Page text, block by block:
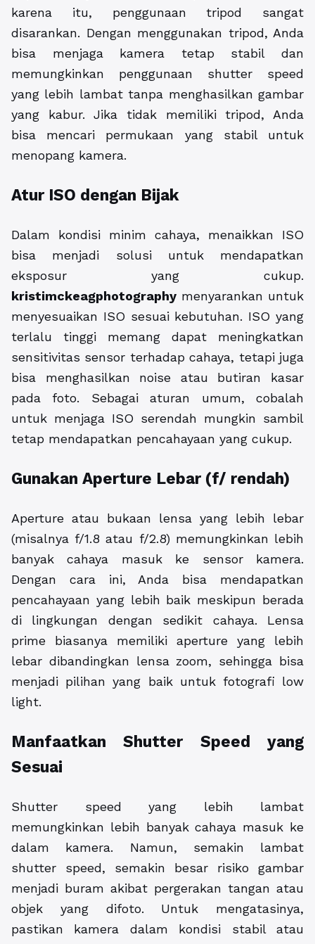
karena itu, penggunaan tripod sangat
disarankan. Dengan menggunakan tripod, Anda
bisa menjaga kamera tetap stabil dan
memungkinkan penggunaan shutter speed
yang lebih lambat tanpa menghasilkan gambar
yang kabur. Jika tidak memiliki tripod, Anda
bisa mencari permukaan yang stabil untuk
menopang kamera.
Atur ISO dengan Bijak
Dalam kondisi minim cahaya, menaikkan ISO
bisa menjadi solusi untuk mendapatkan
eksposur yang cukup.
kristimckeagphotography menyarankan untuk
menyesuaikan ISO sesuai kebutuhan. ISO yang
terlalu tinggi memang dapat meningkatkan
sensitivitas sensor terhadap cahaya, tetapi juga
bisa menghasilkan noise atau butiran kasar
pada foto. Sebagai aturan umum, cobalah
untuk menjaga ISO serendah mungkin sambil
tetap mendapatkan pencahayaan yang cukup.
Gunakan Aperture Lebar (f/ rendah)
Aperture atau bukaan lensa yang lebih lebar
(misalnya f/1.8 atau f/2.8) memungkinkan lebih
banyak cahaya masuk ke sensor kamera.
Dengan cara ini, Anda bisa mendapatkan
pencahayaan yang lebih baik meskipun berada
di lingkungan dengan sedikit cahaya. Lensa
prime biasanya memiliki aperture yang lebih
lebar dibandingkan lensa zoom, sehingga bisa
menjadi pilihan yang baik untuk fotografi low
light.
Manfaatkan Shutter Speed yang
Sesuai
Shutter speed yang lebih lambat
memungkinkan lebih banyak cahaya masuk ke
dalam kamera. Namun, semakin lambat
shutter speed, semakin besar risiko gambar
menjadi buram akibat pergerakan tangan atau
objek yang difoto. Untuk mengatasinya,
pastikan kamera dalam kondisi stabil atau